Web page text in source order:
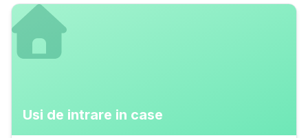
Usi de intrare in case